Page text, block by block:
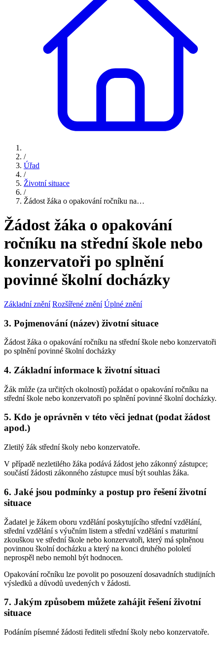
/
Úřad
/
Životní situace
/
Žádost žáka o opakování ročníku na…
Žádost žáka o opakování
ročníku na střední škole nebo
konzervatoři po splnění
povinné školní docházky
Základní znění Rozšířené znění Úplné znění
3. Pojmenování (název) životní situace
Žádost žáka o opakování ročníku na střední škole nebo konzervatoři
po splnění povinné školní docházky
4. Základní informace k životní situaci
Žák může (za určitých okolností) požádat o opakování ročníku na
střední škole nebo konzervatoři po splnění povinné školní docházky.
5. Kdo je oprávněn v této věci jednat (podat žádost
apod.)
Zletilý žák střední školy nebo konzervatoře.
V případě nezletilého žáka podává žádost jeho zákonný zástupce;
součástí žádosti zákonného zástupce musí být souhlas žáka.
6. Jaké jsou podmínky a postup pro řešení životní
situace
Žadatel je žákem oboru vzdělání poskytujícího střední vzdělání,
střední vzdělání s výučním listem a střední vzdělání s maturitní
zkouškou ve střední škole nebo konzervatoři, který má splněnou
povinnou školní docházku a který na konci druhého pololetí
neprospěl nebo nemohl být hodnocen.
Opakování ročníku lze povolit po posouzení dosavadních studijních
výsledků a důvodů uvedených v žádosti.
7. Jakým způsobem můžete zahájit řešení životní
situace
Podáním písemné žádosti řediteli střední školy nebo konzervatoře.